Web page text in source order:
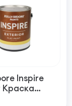
Inspire
Краска